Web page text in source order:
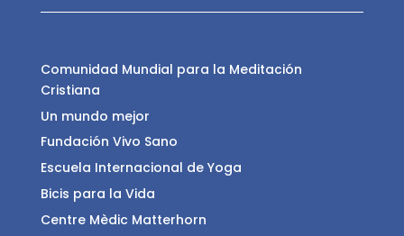
Comunidad Mundial para la Meditación
Cristiana
Un mundo mejor
Fundación Vivo Sano
Escuela Internacional de Yoga
Bicis para la Vida
Centre Mèdic Matterhorn